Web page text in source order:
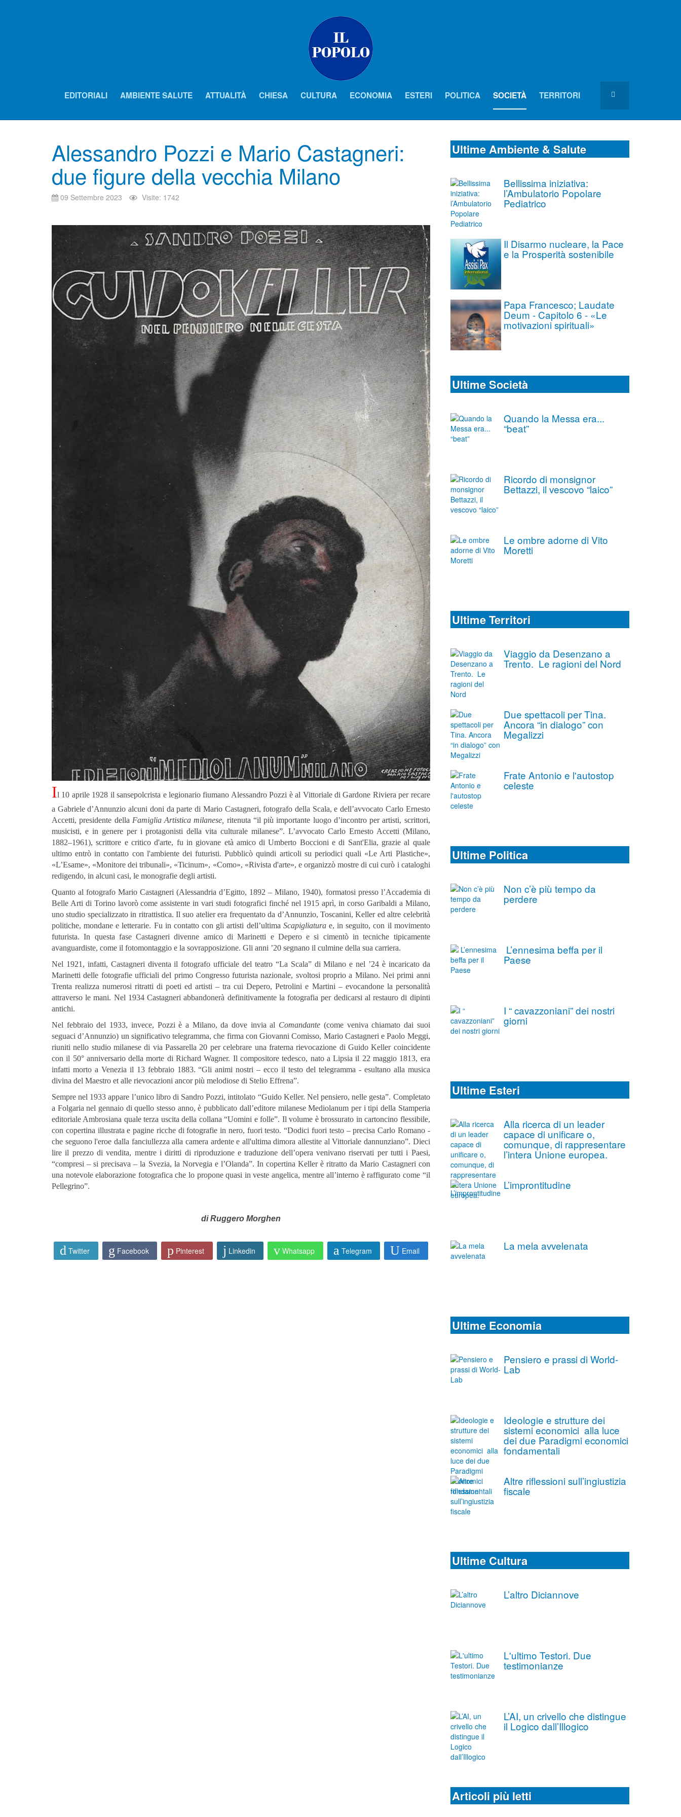
EDITORIALI AMBIENTE SALUTE ATTUALITÀ CHIESA CULTURA ECONOMIA ESTERI POLITICA SOCIETÀ TERRITORI
Alessandro Pozzi e Mario Castagneri:
due figure della vecchia Milano
09 Settembre 2023 Visite: 1742
Il 10 aprile 1928 il sansepolcrista e legionario fiumano Alessandro Pozzi è al Vittoriale di Gardone Riviera per recare
a Gabriele d’Annunzio alcuni doni da parte di Mario Castagneri, fotografo della Scala, e dell’avvocato Carlo Ernesto
Accetti, presidente della Famiglia Artistica milanese, ritenuta “il più importante luogo d’incontro per artisti, scrittori,
musicisti, e in genere per i protagonisti della vita culturale milanese”. L’avvocato Carlo Ernesto Accetti (Milano,
1882–1961), scrittore e critico d'arte, fu in giovane età amico di Umberto Boccioni e di Sant'Elia, grazie al quale
ultimo entrò in contatto con l'ambiente dei futuristi. Pubblicò quindi articoli su periodici quali «Le Arti Plastiche»,
«L’Esame», «Monitore dei tribunali», «Ticinum», «Como», «Rivista d'arte», e organizzò mostre di cui curò i cataloghi
redigendo, in alcuni casi, le monografie degli artisti.
Quanto al fotografo Mario Castagneri (Alessandria d’Egitto, 1892 – Milano, 1940), formatosi presso l’Accademia di
Belle Arti di Torino lavorò come assistente in vari studi fotografici finché nel 1915 aprì, in corso Garibaldi a Milano,
uno studio specializzato in ritrattistica. Il suo atelier era frequentato da d’Annunzio, Toscanini, Keller ed altre celebrità
politiche, mondane e letterarie. Fu in contatto con gli artisti dell’ultima Scapigliaturae, in seguito, con il movimento
futurista. In questa fase Castagneri divenne amico di Marinetti e Depero e si cimentò in tecniche tipicamente
avanguardiste, come il fotomontaggio e la sovrapposizione. Gli anni ’20 segnano il culmine della sua carriera.
Nel 1921, infatti, Castagneri diventa il fotografo ufficiale del teatro “La Scala” di Milano e nel ’24 è incaricato da
Marinetti delle fotografie ufficiali del primo Congresso futurista nazionale, svoltosi proprio a Milano. Nei primi anni
Trenta realizza numerosi ritratti di poeti ed artisti – tra cui Depero, Petrolini e Martini – evocandone la personalità
attraverso le mani. Nel 1934 Castagneri abbandonerà definitivamente la fotografia per dedicarsi al restauro di dipinti
antichi.
Nel febbraio del 1933, invece, Pozzi è a Milano, da dove invia al Comandante (come veniva chiamato dai suoi
seguaci d’Annunzio) un significativo telegramma, che firma con Giovanni Comisso, Mario Castagneri e Paolo Meggi,
riuniti nello studio milanese di via Passarella 20 per celebrare una fraterna rievocazione di Guido Keller coincidente
con il 50° anniversario della morte di Richard Wagner. Il compositore tedesco, nato a Lipsia il 22 maggio 1813, era
infatti morto a Venezia il 13 febbraio 1883. “Gli animi nostri – ecco il testo del telegramma - esultano alla musica
divina del Maestro et alle rievocazioni ancor più melodiose di Stelio Effrena”.
Sempre nel 1933 appare l’unico libro di Sandro Pozzi, intitolato “Guido Keller. Nel pensiero, nelle gesta”. Completato
a Folgaria nel gennaio di quello stesso anno, è pubblicato dall’editore milanese Mediolanum per i tipi della Stamperia
editoriale Ambrosiana quale terza uscita della collana “Uomini e folle”. Il volume è brossurato in cartoncino flessibile,
con copertina illustrata e pagine ricche di fotografie in nero, fuori testo. “Dodici fuori testo – precisa Carlo Romano -
che seguono l'eroe dalla fanciullezza alla camera ardente e all'ultima dimora allestite al Vittoriale dannunziano”. Dieci
lire il prezzo di vendita, mentre i diritti di riproduzione e traduzione dell’opera venivano riservati per tutti i Paesi,
“compresi – si precisava – la Svezia, la Norvegia e l’Olanda”. In copertina Keller è ritratto da Mario Castagneri con
una notevole elaborazione fotografica che lo propone quasi in veste angelica, mentre all’interno è raffigurato come “il
Pellegrino”.
di Ruggero Morghen
Twitter Facebook Pinterest Linkedin Whatsapp Telegram Email
Ultime Ambiente & Salute
Bellissima iniziativa:
l’Ambulatorio Popolare
Pediatrico
Il Disarmo nucleare, la Pace
e la Prosperità sostenibile
Papa Francesco; Laudate
Deum - Capitolo 6 - «Le
motivazioni spirituali»
Ultime Società
Quando la Messa era...
“beat”
Ricordo di monsignor
Bettazzi, il vescovo “laico”
Le ombre adorne di Vito
Moretti
Ultime Territori
Viaggio da Desenzano a
Trento. Le ragioni del Nord
Due spettacoli per Tina.
Ancora “in dialogo” con
Megalizzi
Frate Antonio e l'autostop
celeste
Ultime Politica
Non c’è più tempo da
perdere
L’ennesima beffa per il
Paese
I “ cavazzoniani” dei nostri
giorni
Ultime Esteri
Alla ricerca di un leader
capace di unificare o,
comunque, di rappresentare
l’intera Unione europea.
L’improntitudine
La mela avvelenata
Ultime Economia
Pensiero e prassi di World-
Lab
Ideologie e strutture dei
sistemi economici alla luce
dei due Paradigmi economici
fondamentali
Altre riflessioni sull’ingiustizia
fiscale
Ultime Cultura
L’altro Diciannove
L'ultimo Testori. Due
testimonianze
L’AI, un crivello che distingue
il Logico dall’Illogico
Articoli più letti